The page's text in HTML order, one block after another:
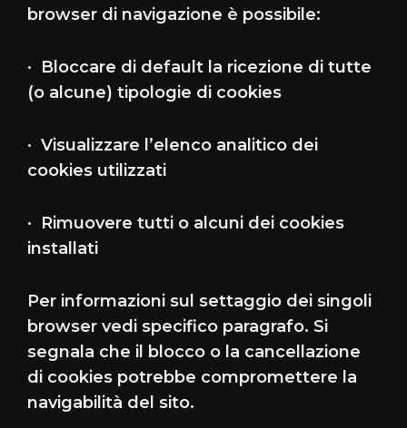
browser di navigazione è possibile:
· Bloccare di default la ricezione di tutte
(o alcune) tipologie di cookies
· Visualizzare l’elenco analitico dei
cookies utilizzati
· Rimuovere tutti o alcuni dei cookies
installati
Per informazioni sul settaggio dei singoli
browser vedi specifico paragrafo. Si
segnala che il blocco o la cancellazione
di cookies potrebbe compromettere la
navigabilità del sito.